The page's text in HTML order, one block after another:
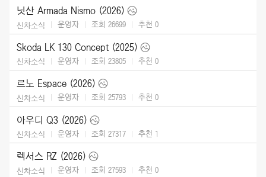
닛산 Armada Nismo (2026)
신차소식 운영자 조회 26699 추천 0
Skoda LK 130 Concept (2025)
신차소식 운영자 조회 23805 추천 0
르노 Espace (2026)
신차소식 운영자 조회 25793 추천 0
아우디 Q3 (2026)
신차소식 운영자 조회 27317 추천 1
렉서스 RZ (2026)
신차소식 운영자 조회 27593 추천 0